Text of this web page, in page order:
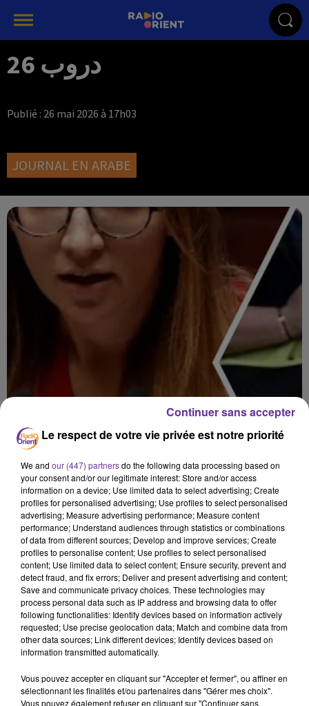
دروب 26
Publié : 26 mai 2026 à 17h03
JOURNAL EN ARABE
دروب 26
26 mai 2026 - 35 min 17 sec
دروب 26
دروب 26
دروب 26
Le respect de votre vie privée est notre priorité
We and our (447) partnersdo the following data processing based on
your consent and/or our legitimate interest: Store and/or access
information on a device; Use limited data to select advertising; Create
profiles for personalised advertising; Use profiles to select personalised
advertising; Measure advertising performance; Measure content
performance; Understand audiences through statistics or combinations
of data from different sources; Develop and improve services; Create
profiles to personalise content; Use profiles to select personalised
content; Use limited data to select content; Ensure security, prevent and
detect fraud, and fix errors; Deliver and present advertising and content;
Save and communicate privacy choices. These technologies may
process personal data such as IP address and browsing data to offer
following functionalities: Identify devices based on information actively
requested; Use precise geolocation data; Match and combine data from
other data sources; Link different devices; Identify devices based on
information transmitted automatically.
Vous pouvez accepter en cliquant sur "Accepter et fermer", ou affiner en
sélectionnant les finalités et/ou partenaires dans "Gérer mes choix".
Vous pouvez également refuser en cliquant sur "Continuer sans
Continuer sans accepter